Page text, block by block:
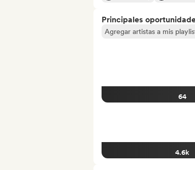
Principales
Agregar artistas a mis
64
4.6k